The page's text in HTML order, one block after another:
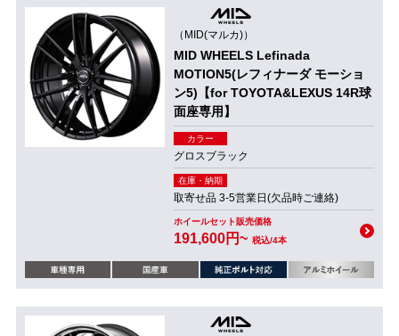
（MID(マルカ)）
MID WHEELS Lefinada
MOTION5(レフィナーダ モーショ
ン5)【for TOYOTA&LEXUS 14R球
面座専用】
カラー
グロスブラック
在庫・納期
取寄せ品 3-5営業日(欠品時ご連絡)
ホイールセット販売価格
191,600円~ 税込/4本